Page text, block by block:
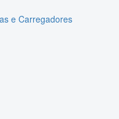
e Carregadores